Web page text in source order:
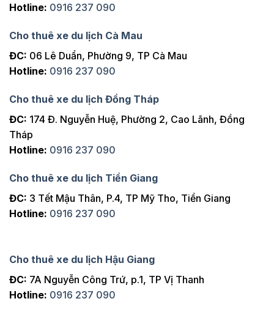
Hotline: 0916 237 090
Cho thuê xe du lịch Cà Mau
ĐC: 06 Lê Duẩn, Phường 9, TP Cà Mau
Hotline: 0916 237 090
Cho thuê xe du lịch Đồng Tháp
ĐC: 174 Đ. Nguyễn Huệ, Phường 2, Cao Lãnh, Đồng
Tháp
Hotline: 0916 237 090
Cho thuê xe du lịch Tiền Giang
ĐC: 3 Tết Mậu Thân, P.4, TP Mỹ Tho, Tiền Giang
Hotline: 0916 237 090
Cho thuê xe du lịch Hậu Giang
ĐC: 7A Nguyễn Công Trứ, p.1, TP Vị Thanh
Hotline: 0916 237 090